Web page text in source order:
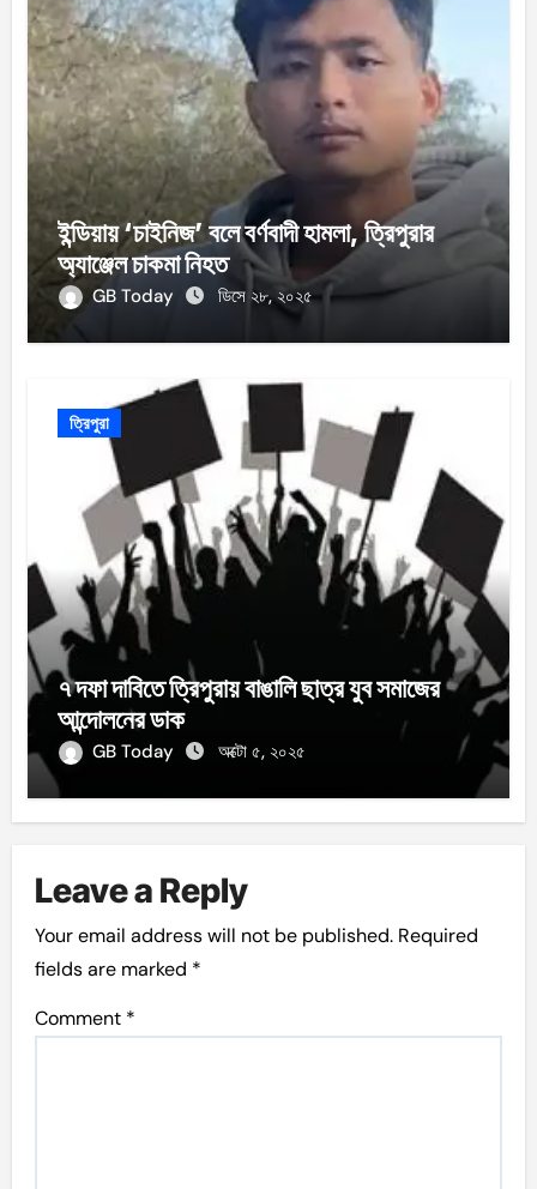
ইন্ডিয়ায় ‘চাইনিজ’ বলে বর্ণবাদী হামলা, ত্রিপুরার
অ্যাঞ্জেল চাকমা নিহত
GB Today ডিসে ২৮, ২০২৫
ত্রিপুরা
৭ দফা দাবিতে ত্রিপুরায় বাঙালি ছাত্র যুব সমাজের
আন্দোলনের ডাক
GB Today অক্টো ৫, ২০২৫
Leave a Reply
Your email address will not be published. Required
fields are marked *
Comment *